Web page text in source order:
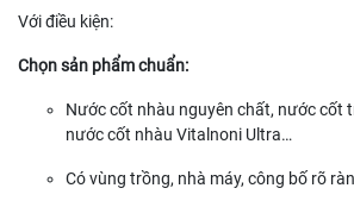
Với điều kiện:
Chọn sản phẩm chuẩn:
Nước cốt nhàu nguyên chất, nước cốt
nước cốt nhàu Vitalnoni Ultra…
Có vùng trồng, nhà máy, công bố rõ